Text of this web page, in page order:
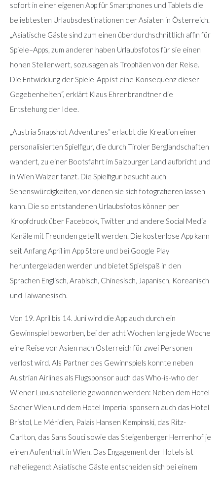
sofort in einer eigenen App für Smartphones und Tablets die
beliebtesten Urlaubsdestinationen der Asiaten in Österreich.
„Asiatische Gäste sind zum einen überdurchschnittlich affin für
Spiele–Apps, zum anderen haben Urlaubsfotos für sie einen
hohen Stellenwert, sozusagen als Trophäen von der Reise.
Die Entwicklung der Spiele-App ist eine Konsequenz dieser
Gegebenheiten“, erklärt Klaus Ehrenbrandtner die
Entstehung der Idee.
„Austria Snapshot Adventures“ erlaubt die Kreation einer
personalisierten Spielfigur, die durch Tiroler Berglandschaften
wandert, zu einer Bootsfahrt im Salzburger Land aufbricht und
in Wien Walzer tanzt. Die Spielfigur besucht auch
Sehenswürdigkeiten, vor denen sie sich fotografieren lassen
kann. Die so entstandenen Urlaubsfotos können per
Knopfdruck über Facebook, Twitter und andere Social Media
Kanäle mit Freunden geteilt werden. Die kostenlose App kann
seit Anfang April im App Store und bei Google Play
heruntergeladen werden und bietet Spielspaß in den
Sprachen Englisch, Arabisch, Chinesisch, Japanisch, Koreanisch
und Taiwanesisch.
Von 19. April bis 14. Juni wird die App auch durch ein
Gewinnspiel beworben, bei der acht Wochen lang jede Woche
eine Reise von Asien nach Österreich für zwei Personen
verlost wird. Als Partner des Gewinnspiels konnte neben
Austrian Airlines als Flugsponsor auch das Who-is-who der
Wiener Luxushotellerie gewonnen werden: Neben dem Hotel
Sacher Wien und dem Hotel Imperial sponsern auch das Hotel
Bristol, Le Méridien, Palais Hansen Kempinski, das Ritz-
Carlton, das Sans Souci sowie das Steigenberger Herrenhof je
einen Aufenthalt in Wien. Das Engagement der Hotels ist
naheliegend: Asiatische Gäste entscheiden sich bei einem